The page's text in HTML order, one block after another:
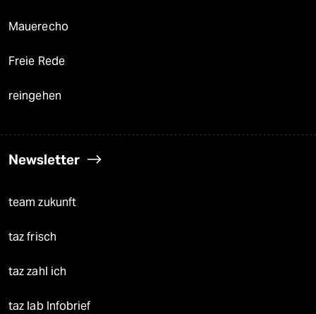
Mauerecho
Freie Rede
reingehen
Newsletter
team zukunft
taz frisch
taz zahl ich
taz lab Infobrief